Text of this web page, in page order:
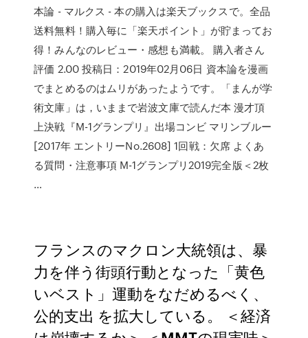
本論 - マルクス - 本の購入は楽天ブックスで。全品
送料無料！購入毎に「楽天ポイント」が貯まってお
得！みんなのレビュー・感想も満載。 購入者さん
評価 2.00 投稿日：2019年02月06日 資本論を漫画
でまとめるのはムリがあったようです。「まんが学
術文庫」は，いままで岩波文庫で読んだ本 漫才頂
上決戦『M-1グランプリ』出場コンビ マリンブルー
[2017年 エントリーNo.2608] 1回戦：欠席 よくあ
る質問・注意事項 M-1グランプリ2019完全版＜2枚
…
フランスのマクロン大統領は、暴
力を伴う街頭行動となった「黄色
いベスト」運動をなだめるべく、
公的支出 を拡大している。 ＜経済